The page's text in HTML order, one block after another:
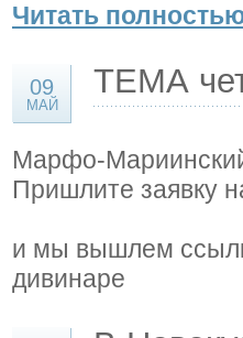
Читать
09
МАЙ
ТЕМА
Марфо-
Пришлите заявку
и мы вышлем
дивинаре